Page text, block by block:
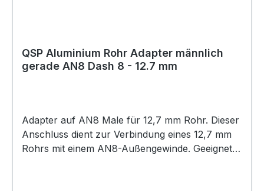
QSP Aluminium Rohr Adapter männlich
gerade AN8 Dash 8 - 12.7 mm
Adapter auf AN8 Male für 12,7 mm Rohr. Dieser
Anschluss dient zur Verbindung eines 12,7 mm
Rohrs mit einem AN8-Außengewinde. Geeignet